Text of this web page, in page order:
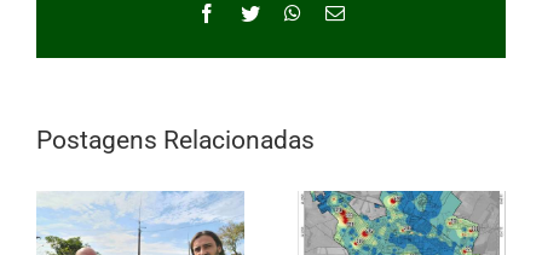
Facebook
TwitterWhatsApp
E-
Postagens Relacionadas